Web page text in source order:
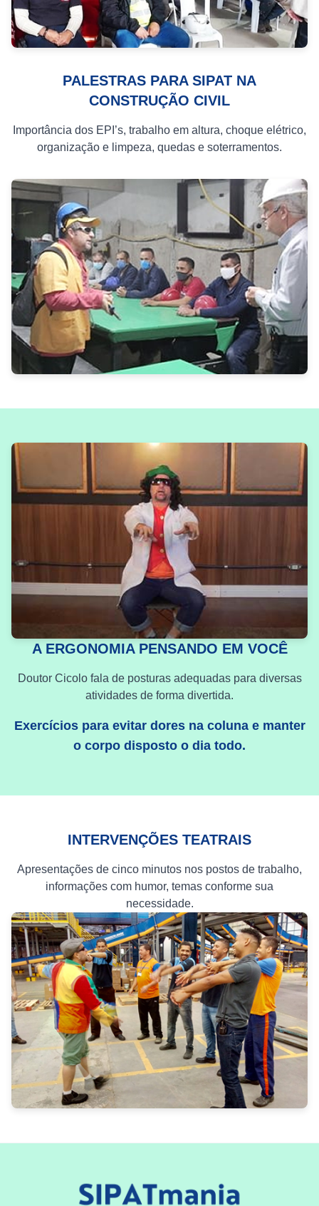
PALESTRAS PARA SIPAT NA
CONSTRUÇÃO CIVIL
Importância dos EPI’s, trabalho em altura, choque elétrico,
organização e limpeza, quedas e soterramentos.
A ERGONOMIA PENSANDO EM VOCÊ
Doutor Cicolo fala de posturas adequadas para diversas
atividades de forma divertida.
Exercícios para evitar dores na coluna e manter
o corpo disposto o dia todo.
INTERVENÇÕES TEATRAIS
Apresentações de cinco minutos nos postos de trabalho,
informações com humor, temas conforme sua
necessidade.